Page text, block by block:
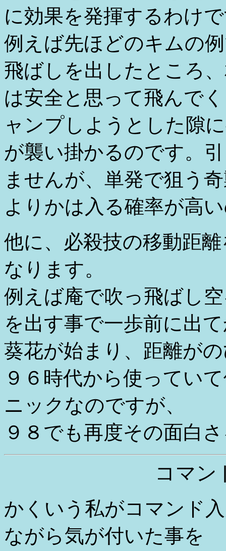
に効果を発揮するわけ
例えば先ほどのキムの
飛ばしを出したところ
は安全と思って飛んで
ャンプしようとした隙
が襲い掛かるのです。
ませんが、単発で狙う
よりかは入る確率が高
他に、必殺技の移動距
なります。
例えば庵で吹っ飛ばし
を出す事で一歩前に出
葵花が始まり、距離が
９６時代から使ってい
ニックなのですが、
９８でも再度その面白
コマン
かくいう私がコマンド
ながら気が付いた事を